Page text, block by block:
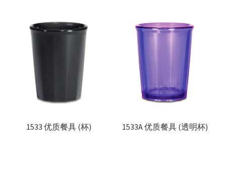
1533 优质餐具 (杯) 1533A 优质餐具 (透明杯)